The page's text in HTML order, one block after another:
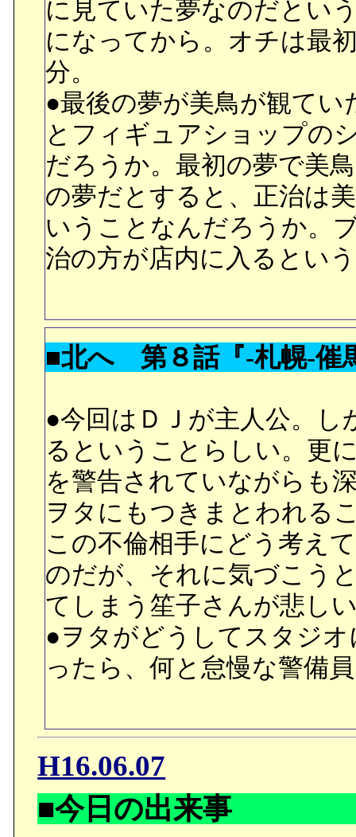
に見ていた夢なのだとい
になってから。オチは最
分。
●最後の夢が美鳥が観て
とフィギュアショップの
だろうか。最初の夢で美
の夢だとすると、正治は
いうことなんだろうか。
治の方が店内に入るとい
■北へ 第８話『-札幌-催
●今回はＤＪが主人公。
るということらしい。更
を警告されていながらも
ヲタにもつきまとわれる
この不倫相手にどう考え
のだが、それに気づこう
てしまう笙子さんが悲し
●ヲタがどうしてスタジ
ったら、何と怠慢な警備
H16.06.07
■今日の出来事